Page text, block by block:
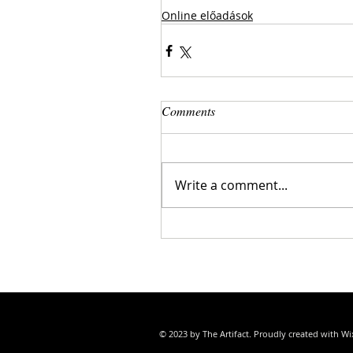
Online előadások
Comments
Write a comment...
© 2023 by The Artifact. Proudly created with